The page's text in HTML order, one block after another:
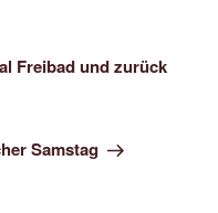
Freibad und zurück
Samstag